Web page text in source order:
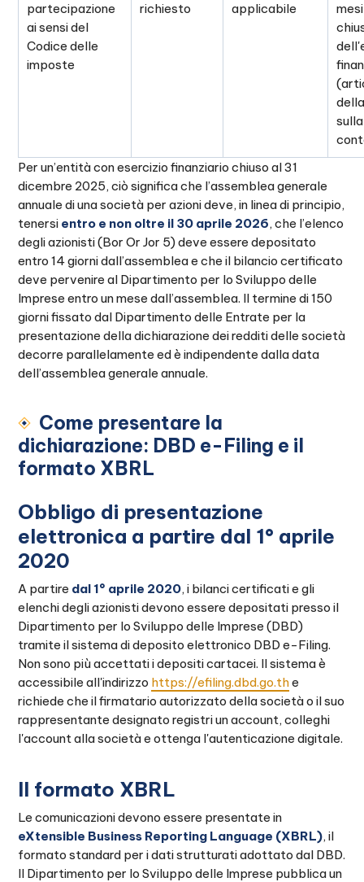
partecipazione
ai sensi del
Codice delle
imposte
richiesto
applicabile
sulla
Per un’entità con esercizio finanziario chiuso al 31
dicembre 2025, ciò significa che l’assemblea generale
annuale di una società per azioni deve, in linea di principio,
tenersi entro e non oltre il 30 aprile 2026, che l’elenco
degli azionisti (Bor Or Jor 5) deve essere depositato
entro 14 giorni dall’assemblea e che il bilancio certificato
deve pervenire al Dipartimento per lo Sviluppo delle
Imprese entro un mese dall’assemblea. Il termine di 150
giorni fissato dal Dipartimento delle Entrate per la
presentazione della dichiarazione dei redditi delle società
decorre parallelamente ed è indipendente dalla data
dell’assemblea generale annuale.
Come presentare la
dichiarazione: DBD e-Filing e il
formato XBRL
Obbligo di presentazione
elettronica a partire dal 1° aprile
2020
A partire dal 1° aprile 2020, i bilanci certificati e gli
elenchi degli azionisti devono essere depositati presso il
Dipartimento per lo Sviluppo delle Imprese (DBD)
tramite il sistema di deposito elettronico DBD e-Filing.
Non sono più accettati i depositi cartacei. Il sistema è
accessibile all'indirizzo https://efiling.dbd.go.the
richiede che il firmatario autorizzato della società o il suo
rappresentante designato registri un account, colleghi
l'account alla società e ottenga l'autenticazione digitale.
Il formato XBRL
Le comunicazioni devono essere presentate in
eXtensible Business Reporting Language (XBRL), il
formato standard per i dati strutturati adottato dal DBD.
Il Dipartimento per lo Sviluppo delle Imprese pubblica un